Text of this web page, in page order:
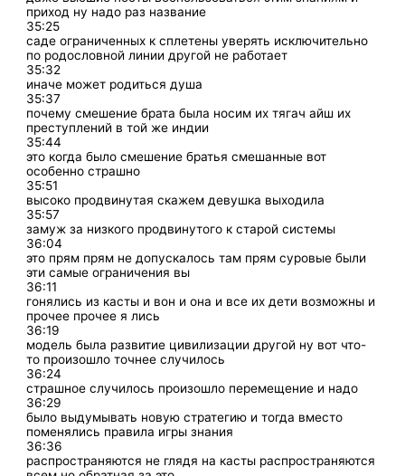
приход ну надо раз название
35:25
саде ограниченных к сплетены уверять исключительно
по родословной линии другой не работает
35:32
иначе может родиться душа
35:37
почему смешение брата была носим их тягач айш их
преступлений в той же индии
35:44
это когда было смешение братья смешанные вот
особенно страшно
35:51
высоко продвинутая скажем девушка выходила
35:57
замуж за низкого продвинутого к старой системы
36:04
это прям прям не допускалось там прям суровые были
эти самые ограничения вы
36:11
гонялись из касты и вон и она и все их дети возможны и
прочее прочее я лись
36:19
модель была развитие цивилизации другой ну вот что-
то произошло точнее случилось
36:24
страшное случилось произошло перемещение и надо
36:29
было выдумывать новую стратегию и тогда вместо
поменялись правила игры знания
36:36
распространяются не глядя на касты распространяются